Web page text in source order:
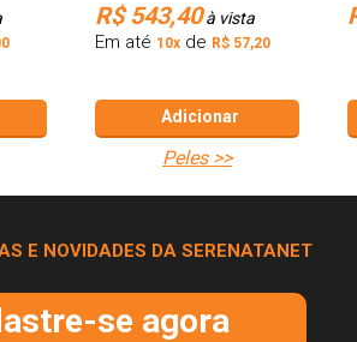
R$ 543,40à vista
Em até 10x de R$ 57,20
Adicionar
peles >>
E NOVIDADES DA SERENATANET
se agora